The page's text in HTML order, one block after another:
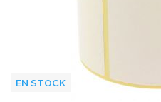
EN STOCK